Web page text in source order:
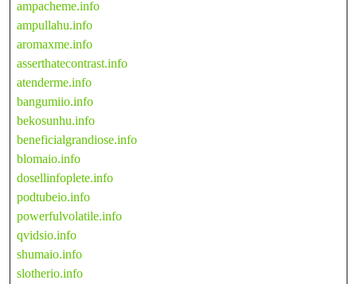
ampacheme.info
ampullahu.info
aromaxme.info
asserthatecontrast.info
atenderme.info
bangumiio.info
bekosunhu.info
beneficialgrandiose.info
blomaio.info
dosellinfoplete.info
podtubeio.info
powerfulvolatile.info
qvidsio.info
shumaio.info
slotherio.info